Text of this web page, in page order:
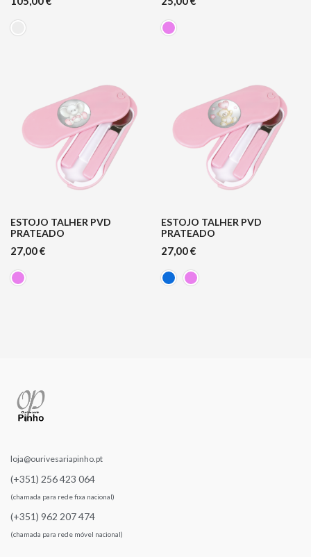
ESTOJO TALHER PVD
PRATEADO
27,00€
ESTOJO TALHER PVD
PRATEADO
27,00€
loja@ourivesariapinho.pt
(+351) 256 423 064
(chamada para rede fixa nacional)
(+351) 962 207 474
(chamada para rede móvel nacional)